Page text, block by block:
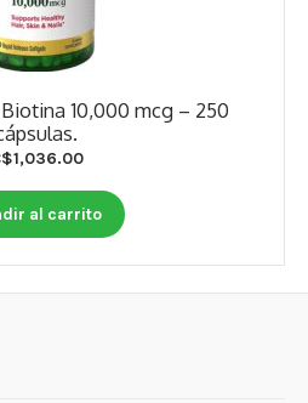
10,000 mcg – 250
1,036.00
al carrito